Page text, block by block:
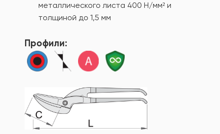
металлического листа 400 Н/мм² и
толщиной до 1,5 мм
Профили: